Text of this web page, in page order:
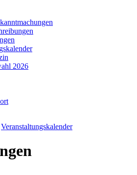
2026
Veranstaltungskalender